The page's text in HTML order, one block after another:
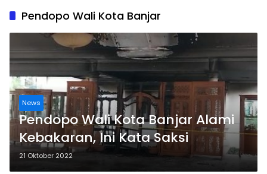
Pendopo Wali Kota Banjar
News
Pendopo Wali Kota Banjar Alami
Kebakaran, Ini Kata Saksi
21 Oktober 2022